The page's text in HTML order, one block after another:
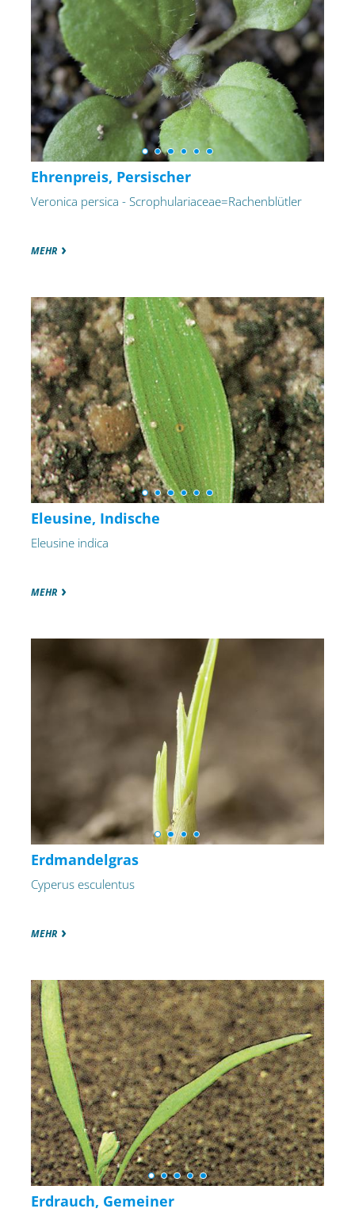
Ehrenpreis, Persischer
Veronica persica - Scrophulariaceae=Rachenblütler
MEHR
Eleusine, Indische
Eleusine indica
MEHR
Erdmandelgras
Cyperus esculentus
MEHR
Erdrauch, Gemeiner